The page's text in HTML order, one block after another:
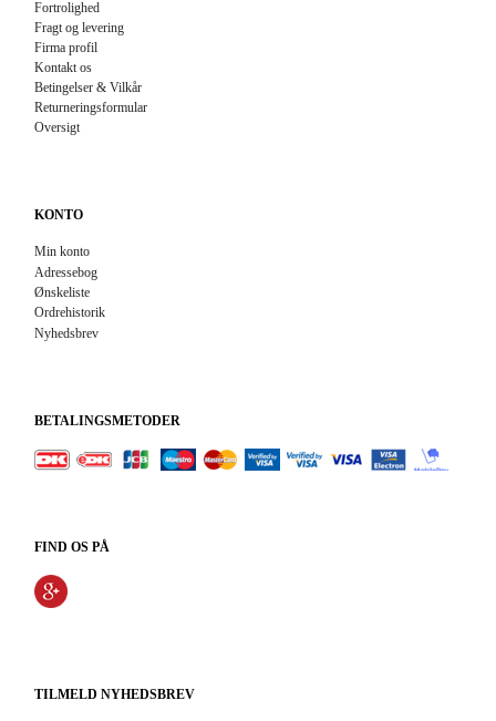
Fortrolighed
Fragt og levering
Firma profil
Kontakt os
Betingelser & Vilkår
Returneringsformular
Oversigt
KONTO
Min konto
Adressebog
Ønskeliste
Ordrehistorik
Nyhedsbrev
BETALINGSMETODER
FIND OS PÅ
TILMELD NYHEDSBREV